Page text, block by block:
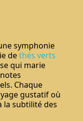
symphonie
dethés verts
qui marie
Chaque
gustatif où
la subtilité des